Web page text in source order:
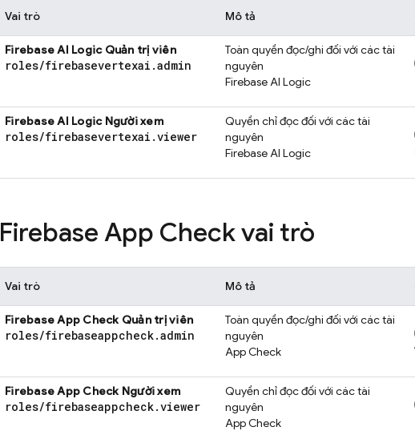
Vai trò Mô tả
Firebase AI LogicQuản trị viên
roles/firebasevertexai .admin
Toàn quyền đọc/ghi đối với các tài
nguyên
Firebase AI Logic
Firebase AI LogicNgười xem
roles/firebasevertexai .viewer
Quyền chỉ đọc đối với các tài
nguyên
Firebase AI Logic
Firebase App Checkvai trò
Vai trò Mô tả
Firebase App Check Quản trị viên
roles/firebaseappcheck.admin
Toàn quyền đọc/ghi đối với các tài
nguyên
App Check
Firebase App Check Người xem
roles/firebaseappcheck.viewer
Quyền chỉ đọc đối với các tài
nguyên
App Check